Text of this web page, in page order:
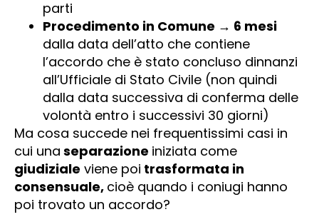
parti
Procedimento in Comune → 6 mesi
dalla data dell’atto che contiene
l’accordo che è stato concluso dinnanzi
all’Ufficiale di Stato Civile (non quindi
dalla data successiva di conferma delle
volontà entro i successivi 30 giorni)
Ma cosa succede nei frequentissimi casi in
cui una separazione iniziata come
giudiziale viene poi trasformata in
consensuale, cioè quando i coniugi hanno
poi trovato un accordo?